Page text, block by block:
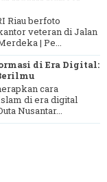
Riau berfoto
veteran di Jalan
| Pe...
di Era Digital:
cara
di era digital
Nusantar...